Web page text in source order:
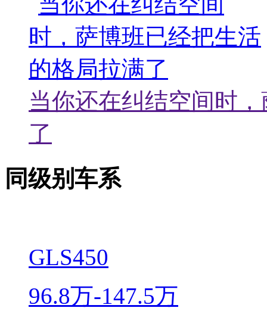
当你还在纠结空间时
了
同级别车系
GLS450
96.8万-147.5万